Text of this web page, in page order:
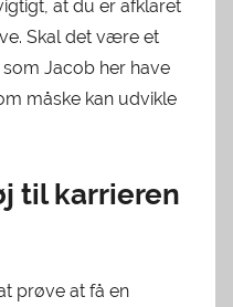
at du er afklaret
Skal det være et
Jacob her have
måske kan udvikle
til karrieren
prøve at få en